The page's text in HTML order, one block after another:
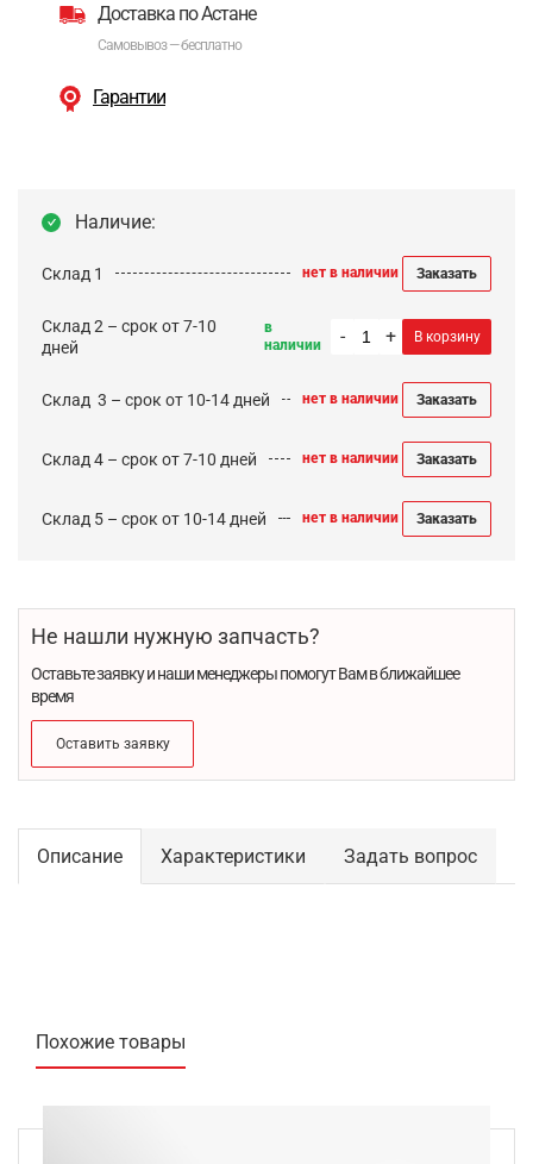
Доставка по Астане
Самовывоз — бесплатно
Гарантии
Наличие:
Склад 1 нет в наличии Заказать
Склад 2 – срок от 7-10
дней
в
наличии
- + В корзину
Cклад 3 – срок от 10-14 дней нет в наличии Заказать
Склад 4 – срок от 7-10 дней нет в наличии Заказать
Склад 5 – срок от 10-14 дней нет в наличии Заказать
Не нашли нужную запчасть?
Оставьте заявку и наши менеджеры помогут Вам в ближайшее
время
Оставить заявку
Описание Характеристики Задать вопрос
Похожие товары